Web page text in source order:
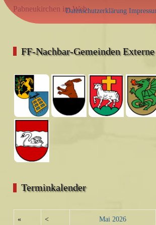
Pabneukirchen im Web
FF-Nachbar-Gemeinden
Terminkalender
« < Mai 2026
Datenschutzerklärung